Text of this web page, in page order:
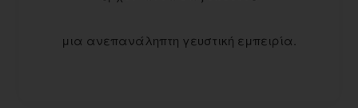
μια ανεπανάληπτη γευστική εμπειρία.